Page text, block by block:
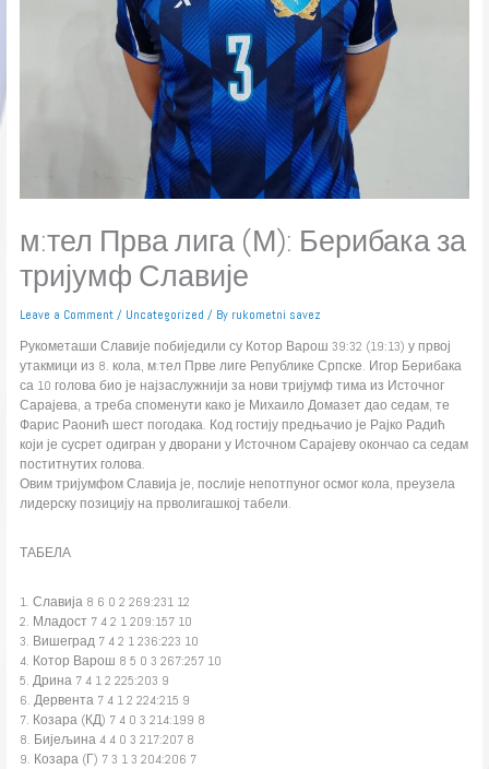
м:тел Прва лига (М): Берибака за
тријумф Славије
Leave a Comment / Uncategorized / By rukometni savez
Рукометаши Славије побиједили су Котор Варош 39:32 (19:13) у првој
утакмици из 8. кола, м:тел Прве лиге Републике Српске. Игор Берибака
са 10 голова био је најзаслужнији за нови тријумф тима из Источног
Сарајева, а треба споменути како је Михаило Домазет дао седам, те
Фарис Раонић шест погодака. Код гостију предњачио је Рајко Радић
који је сусрет одигран у дворани у Источном Сарајеву окончао са седам
поститнутих голова.
Овим тријумфом Славија је, послије непотпуног осмог кола, преузела
лидерску позицију на прволигашкој табели.
ТАБЕЛА
1. Славија 8 6 0 2 269:231 12
2. Младост 7 4 2 1 209:157 10
3. Вишеград 7 4 2 1 236:223 10
4. Котор Варош 8 5 0 3 267:257 10
5. Дрина 7 4 1 2 225:203 9
6. Дервента 7 4 1 2 224:215 9
7. Козара (КД) 7 4 0 3 214:199 8
8. Бијељина 4 4 0 3 217:207 8
9. Козара (Г) 7 3 1 3 204:206 7